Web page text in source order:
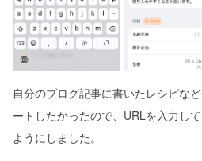
自分のブログ記事に書いたレシピな
ートしたかったので、URLを入力し
ようにしました。